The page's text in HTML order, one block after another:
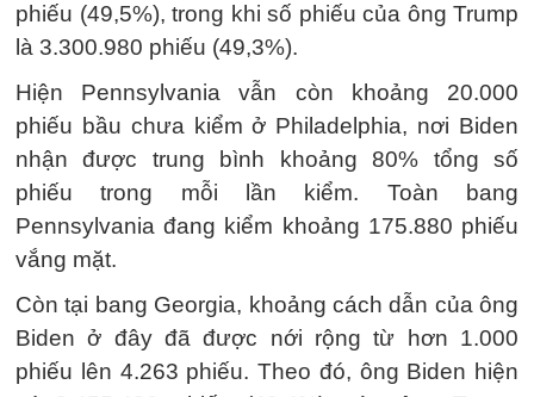
phiếu (49,5%), trong khi số phiếu của ông Trump
là 3.300.980 phiếu (49,3%).
Hiện Pennsylvania vẫn còn khoảng 20.000
phiếu bầu chưa kiểm ở Philadelphia, nơi Biden
nhận được trung bình khoảng 80% tổng số
phiếu trong mỗi lần kiểm. Toàn bang
Pennsylvania đang kiểm khoảng 175.880 phiếu
vắng mặt.
Còn tại bang Georgia, khoảng cách dẫn của ông
Biden ở đây đã được nới rộng từ hơn 1.000
phiếu lên 4.263 phiếu. Theo đó, ông Biden hiện